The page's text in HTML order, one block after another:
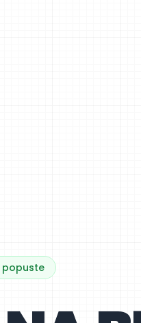
popuste